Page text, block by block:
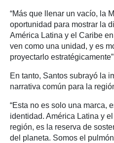
“Más que llenar un vacío, la
oportunidad para mostrar la
América Latina y el Caribe
ven como una unidad, y es
proyectarlo
En tanto, Santos subrayó la
narrativa común para la
“Esta no es solo una marca,
identidad. América Latina y
región, es la reserva de
del planeta. Somos el